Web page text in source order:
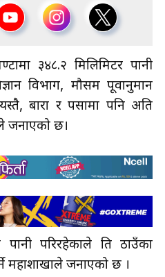
३४८.२ मिलिमिटर पानी
विभाग, मौसम पूर्वानुमान
बारा र पर्सामा पनि अति
जनाएको छ।
परिरहेकाले ति ठाउँका
महाशाखाले जनाएको छ ।